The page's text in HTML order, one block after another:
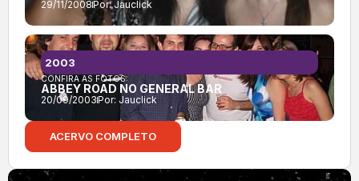
29/11/2008Por:Jauclick
CONFIRA AS FOTOS:
ABBEY ROAD NO GENERAL BAR
20/09/2003Por: Jauclick
2003
ACERVO COMPLETO